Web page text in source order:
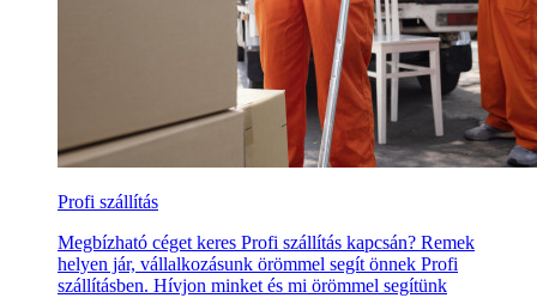
Profi szállítás
Megbízható céget keres Profi szállítás kapcsán? Remek
helyen jár, vállalkozásunk örömmel segít önnek Profi
szállításben. Hívjon minket és mi örömmel segítünk